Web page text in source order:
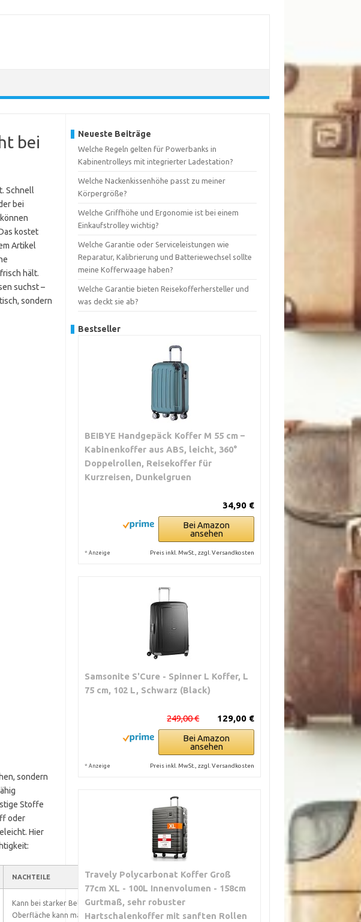
bei
Schnell
bei
kostet
Artikel
hält.
suchst –
sondern
sondern
Stoffe
oder
Hier
NACHTEILE
Kann bei starker Belastung brechen
Oberfläche kann matt werden
Neueste Beiträge
Welche Regeln gelten für Powerbanks in
Kabinentrolleys mit integrierter Ladestation?
Welche Nackenkissenhöhe passt zu meiner
Körpergröße?
Welche Griffhöhe und Ergonomie ist bei einem
Einkaufstrolley wichtig?
Welche Garantie oder Serviceleistungen wie
Reparatur, Kalibrierung und Batteriewechsel sollte
meine Kofferwaage haben?
Welche Garantie bieten Reisekofferhersteller und
was deckt sie ab?
Bestseller
BEIBYE Handgepäck Koffer M 55 cm –
Kabinenkoffer aus ABS, leicht, 360°
Doppelrollen, Reisekoffer für
Kurzreisen, Dunkelgruen
34,90 €
Bei Amazon
ansehen
* Anzeige Preis inkl. MwSt., zzgl. Versandkosten
Samsonite S'Cure - Spinner L Koffer, L
75 cm, 102 L, Schwarz (Black)
129,00 €
249,00 €
Bei Amazon
ansehen
* Anzeige Preis inkl. MwSt., zzgl. Versandkosten
Travely Polycarbonat Koffer Groß
77cm XL - 100L Innenvolumen - 158cm
Gurtmaß, sehr robuster
Hartschalenkoffer mit sanften Rollen